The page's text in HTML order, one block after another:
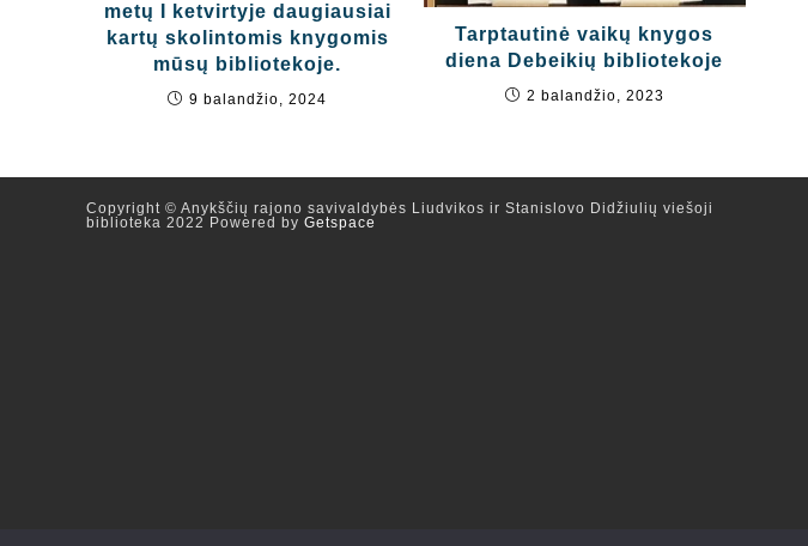
metų I ketvirtyje daugiausiai
kartų skolintomis knygomis
mūsų bibliotekoje.
9 balandžio, 2024
Tarptautinė vaikų knygos
diena Debeikių bibliotekoje
2 balandžio, 2023
Copyright © Anykščių rajono savivaldybės Liudvikos ir Stanislovo Didžiulių viešoji
biblioteka 2022 Powered by Getspace